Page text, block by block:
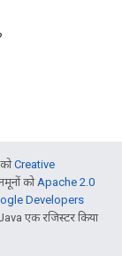
Creative
कोApache 2.0
Developers
एक रजिस्टर किया